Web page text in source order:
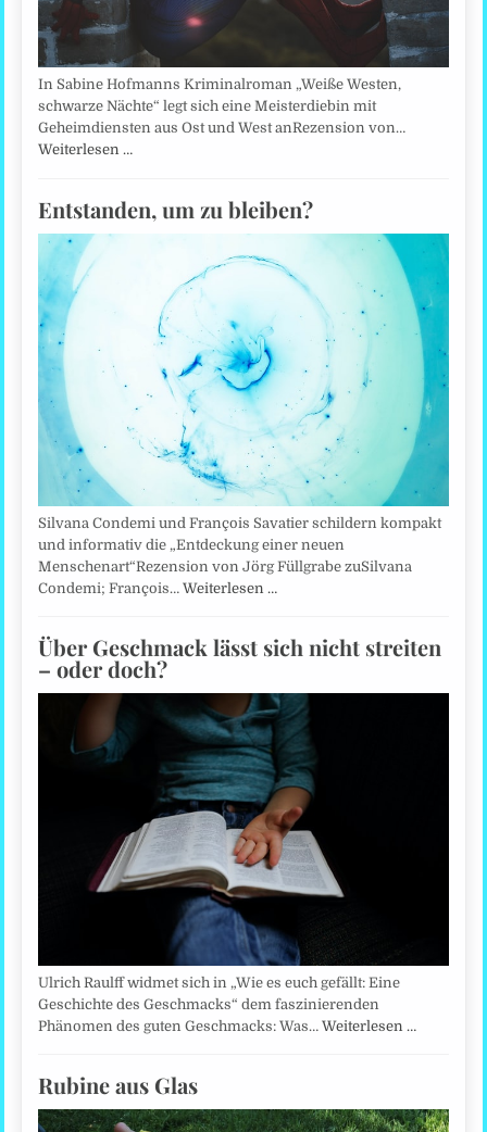
In Sabine Hofmanns Kriminalroman „Weiße Westen,
schwarze Nächte“ legt sich eine Meisterdiebin mit
Geheimdiensten aus Ost und West anRezension von…
Weiterlesen …
Entstanden, um zu bleiben?
Silvana Condemi und François Savatier schildern kompakt
und informativ die „Entdeckung einer neuen
Menschenart“Rezension von Jörg Füllgrabe zuSilvana
Condemi; François…Weiterlesen …
Über Geschmack lässt sich nicht streiten
– oder doch?
Ulrich Raulff widmet sich in „Wie es euch gefällt: Eine
Geschichte des Geschmacks“ dem faszinierenden
Phänomen des guten Geschmacks: Was…Weiterlesen …
Rubine aus Glas